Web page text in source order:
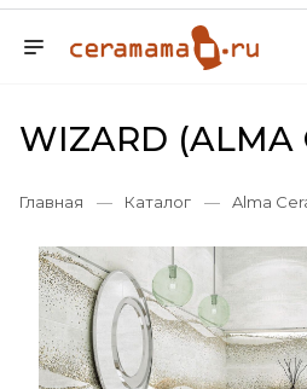
WIZARD (ALMA
Главная — Каталог — Alma